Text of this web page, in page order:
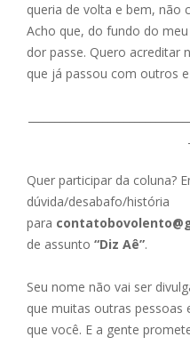
queria de volta e bem, não
Acho que, do fundo do
dor passe. Quero acreditar
que já passou com outros
Quer participar da coluna?
dúvida/desabafo/história
para
de assunto “Diz Aê”.
Seu nome não vai ser
que muitas outras
que você. E a gente